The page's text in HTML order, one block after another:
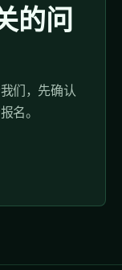
的问
们，先确认
名。